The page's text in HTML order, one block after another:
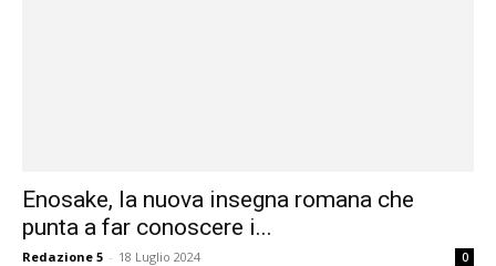
Enosake, la nuova insegna romana che
punta a far conoscere i...
Redazione 5 - 18 Luglio 2024 0